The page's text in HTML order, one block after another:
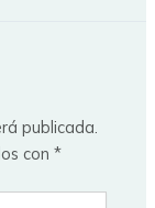
publicada.
con*